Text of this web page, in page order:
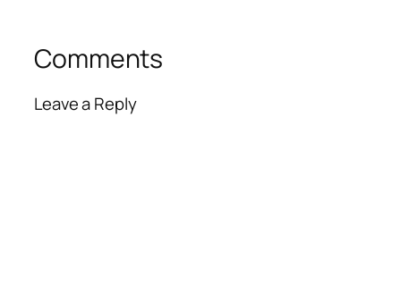
Comments
Leave a Reply